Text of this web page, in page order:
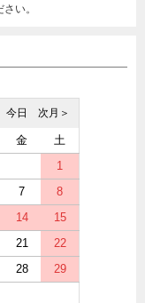
い。
次月＞
今日
金
土
1
7
8
14
15
21
22
28
29